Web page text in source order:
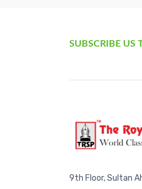
SUBSCRIBE US
9th Floor, Sultan